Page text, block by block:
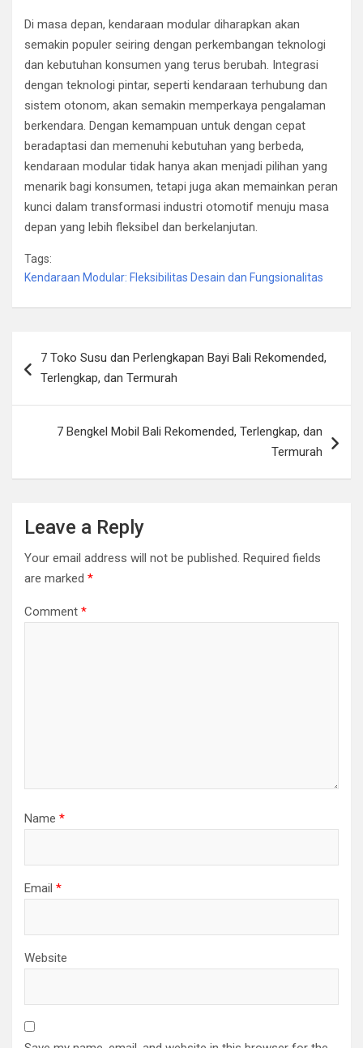
Di masa depan, kendaraan modular diharapkan akan
semakin populer seiring dengan perkembangan teknologi
dan kebutuhan konsumen yang terus berubah. Integrasi
dengan teknologi pintar, seperti kendaraan terhubung dan
sistem otonom, akan semakin memperkaya pengalaman
berkendara. Dengan kemampuan untuk dengan cepat
beradaptasi dan memenuhi kebutuhan yang berbeda,
kendaraan modular tidak hanya akan menjadi pilihan yang
menarik bagi konsumen, tetapi juga akan memainkan peran
kunci dalam transformasi industri otomotif menuju masa
depan yang lebih fleksibel dan berkelanjutan.
Tags:
Kendaraan Modular: Fleksibilitas Desain dan Fungsionalitas
navigation
7 Toko Susu dan Perlengkapan Bayi Bali Rekomended,
Terlengkap, dan Termurah
7 Bengkel Mobil Bali Rekomended, Terlengkap, dan
Termurah
Leave a Reply
Your email address will not be published. Required fields
are marked *
Comment *
Name *
Email *
Website